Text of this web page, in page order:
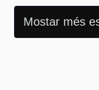
Mostar més